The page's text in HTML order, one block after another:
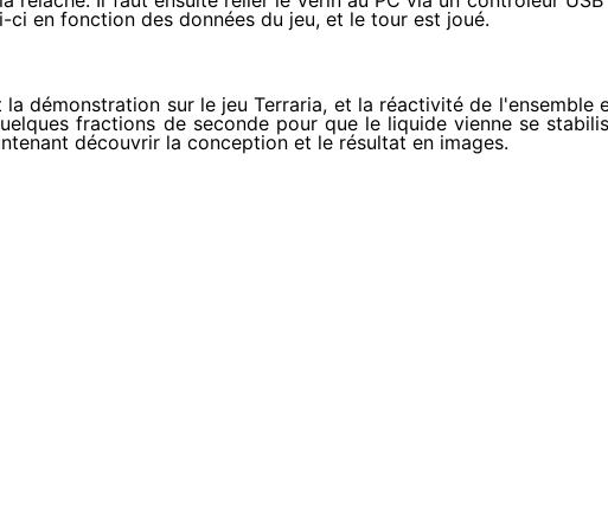
en fonction des données du jeu, et le tour est joué.
démonstration sur le jeu Terraria, et la réactivité de l'ensemble
fractions de seconde pour que le liquide vienne se
découvrir la conception et le résultat en images.